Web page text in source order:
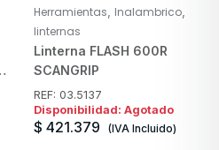
Herramientas, Inalambrico,
linternas
Linterna FLASH 600R
SCANGRIP
REF: 03.5137
Disponibilidad: Agotado
$ 421.379 (IVA Incluido)